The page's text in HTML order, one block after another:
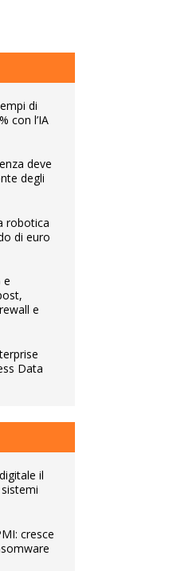
di
con l’IA
deve
degli
robotica
di euro
e
e
Data
il
cresce